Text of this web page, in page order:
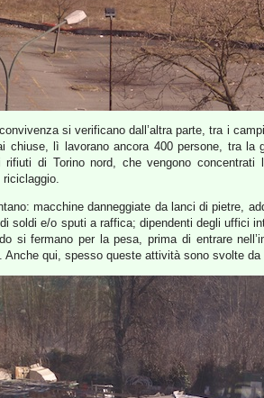
si verificano dall’altra parte, tra i
chiuse, lì lavorano ancora 400 persone, tra
di Torino nord, che vengono concentrati
macchine danneggiate da lanci di pietre,
soldi e/o sputi a raffica; dipendenti degli uffici
si fermano per la pesa, prima di entrare
Anche qui, spesso queste attività sono svolte